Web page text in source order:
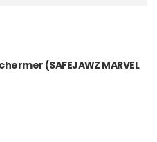
(SAFEJAWZ MARVEL